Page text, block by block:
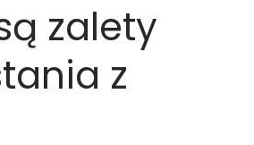
zalety
z